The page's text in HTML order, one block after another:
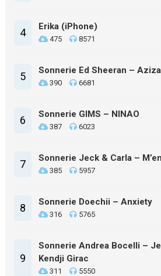
4 Erika (iPhone)
475 8571
5 Sonnerie Ed Sheeran –
390 6681
6 Sonnerie GIMS – NINAO
387 6023
7 Sonnerie Jeck & Carla –
385 5957
8 Sonnerie Doechii – Anxiety
316 5765
9
Sonnerie Andrea Bocelli –
Kendji Girac
311 5550